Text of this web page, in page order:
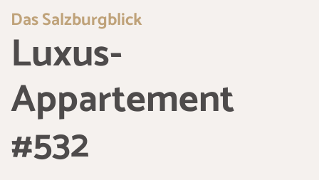
Das Salzburgblick
Luxus-
Appartement
#532